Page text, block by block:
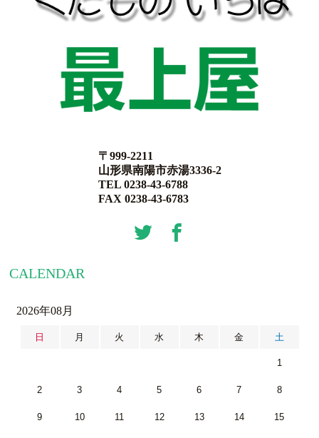
〒999-2211
山形県南陽市赤湯3336-2
TEL 0238-43-6788
FAX 0238-43-6783
CALENDAR
2026年08月
日 月 火 水 木 金 土
1
2 3 4 5 6 7 8
9 10 11 12 13 14 15